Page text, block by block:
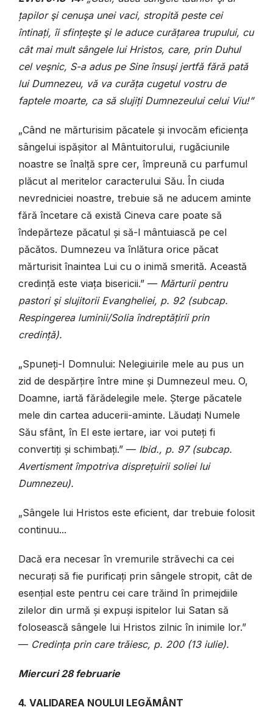
țapilor şi cenuşa unei vaci, stropită peste cei
întinați, îi sfințeşte şi le aduce curățarea trupului, cu
cât mai mult sângele lui Hristos, care, prin Duhul
cel veşnic, S-a adus pe Sine însuşi jertfă fără pată
lui Dumnezeu, vă va curăța cugetul vostru de
faptele moarte, ca să slujiți Dumnezeului celui Viu!”
„Când ne mărturisim păcatele și invocăm eficiența
sângelui ispășitor al Mântuitorului, rugăciunile
noastre se înalță spre cer, împreună cu parfumul
plăcut al meritelor caracterului Său. În ciuda
nevredniciei noastre, trebuie să ne aducem aminte
fără încetare că există Cineva care poate să
îndepărteze păcatul și să-l mântuiască pe cel
păcătos. Dumnezeu va înlătura orice păcat
mărturisit înaintea Lui cu o inimă smerită. Această
credință este viața bisericii.” — Mărturii pentru
pastori şi slujitorii Evangheliei, p. 92 (subcap.
Respingerea luminii/Solia îndreptățirii prin
credință).
„Spuneți-I Domnului: Nelegiuirile mele au pus un
zid de despărțire între mine și Dumnezeul meu. O,
Doamne, iartă fărădelegile mele. Șterge păcatele
mele din cartea aducerii-aminte. Lăudați Numele
Său sfânt, în El este iertare, iar voi puteți fi
convertiți și schimbați.” — Ibid., p. 97 (subcap.
Avertisment împotriva disprețuirii soliei lui
Dumnezeu).
„Sângele lui Hristos este eficient, dar trebuie folosit
continuu...
Dacă era necesar în vremurile străvechi ca cei
necurați să fie purificați prin sângele stropit, cât de
esențial este pentru cei care trăind în primejdiile
zilelor din urmă și expuși ispitelor lui Satan să
folosească sângele lui Hristos zilnic în inimile lor.”
— Credința prin care trăiesc, p. 200 (13 iulie).
Miercuri 28 februarie
4. VALIDAREA NOULUI LEGĂMÂNT